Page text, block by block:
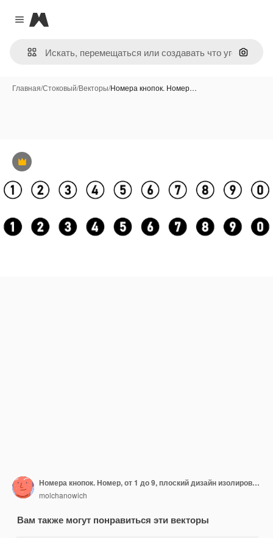
Close menu
Magnific
Поиск
Главная/Стоковый/Векторы/Номера кнопок. Номер…
Премиум
Номера кнопок. Номер, от 1 до 9, плоский дизайн изолированный вектор. EPS 10
molchanowich
Вам также могут понравиться эти векторы